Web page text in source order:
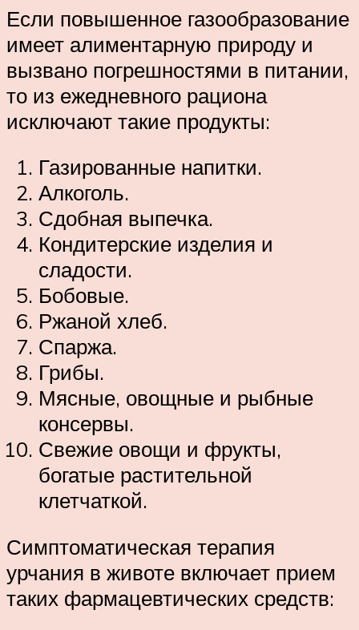
Если повышенное газообразование
имеет алиментарную природу и
вызвано погрешностями в питании,
то из ежедневного рациона
исключают такие продукты:
Газированные напитки.
Алкоголь.
Сдобная выпечка.
Кондитерские изделия и
сладости.
Бобовые.
Ржаной хлеб.
Спаржа.
Грибы.
Мясные, овощные и рыбные
консервы.
Свежие овощи и фрукты,
богатые растительной
клетчаткой.
Симптоматическая терапия
урчания в животе включает прием
таких фармацевтических средств: